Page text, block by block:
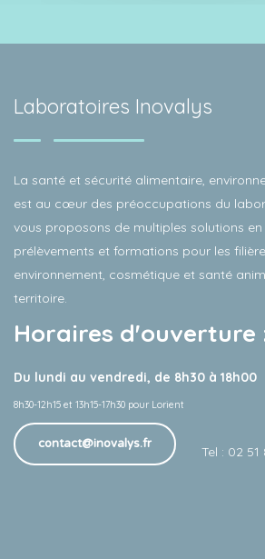
Laboratoires Inovalys
La santé et sécurité alimentaire,
est au cœur des préoccupations du
vous proposons de multiples solutions en
prélèvements et formations pour les
environnement, cosmétique et santé
territoire.
Horaires d'ouverture
Du lundi au vendredi, de 8h30 à 18h00
8h30-12h15 et 13h15-17h30 pour Lorient
contact@inovalys.fr
Tel : 02 51